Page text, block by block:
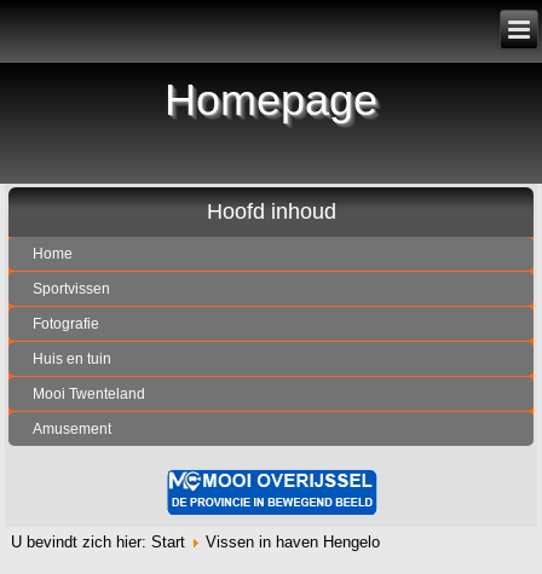
Homepage
Hoofd inhoud
Home
Sportvissen
Fotografie
Huis en tuin
Mooi Twenteland
Amusement
U bevindt zich hier:Start Vissen in haven Hengelo